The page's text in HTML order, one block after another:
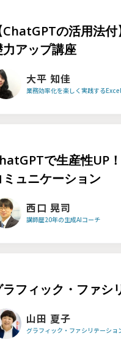
ChatGPTの活用法
力アップ講座
大平 知佳
業務効率化を楽しく実践する
で生産性UP
ミュニケーション
西口 晃司
講師歴20年の生成AIコーチ
ラフィック・ファ
山田 夏子
グラフィック・ファシリテーショ